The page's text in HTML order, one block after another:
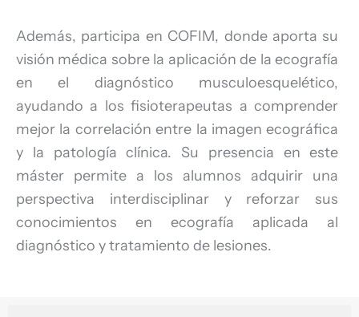
Además, participa en COFIM, donde aporta su
visión médica sobre la aplicación de la ecografía
en el diagnóstico musculoesquelético,
ayudando a los fisioterapeutas a comprender
mejor la correlación entre la imagen ecográfica
y la patología clínica. Su presencia en este
máster permite a los alumnos adquirir una
perspectiva interdisciplinar y reforzar sus
conocimientos en ecografía aplicada al
diagnóstico y tratamiento de lesiones.